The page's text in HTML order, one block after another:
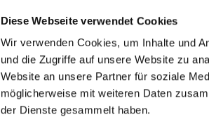
Diese Webseite verwendet Cookies
Wir verwenden Cookies, um Inhalte und
und die Zugriffe auf unsere Website zu
Website an unsere Partner für soziale
möglicherweise mit weiteren Daten
der Dienste gesammelt haben.
Herd
Kaffeemaschine
Kühlschrank
Mikrowelle
Tiefkühler: 0 l